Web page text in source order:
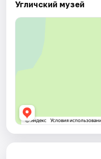
Угличский музей